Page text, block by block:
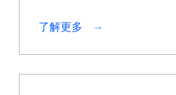
了解更多